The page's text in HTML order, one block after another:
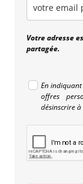
Votre adresse
partagée.
En indiquant
offres
désinscrire